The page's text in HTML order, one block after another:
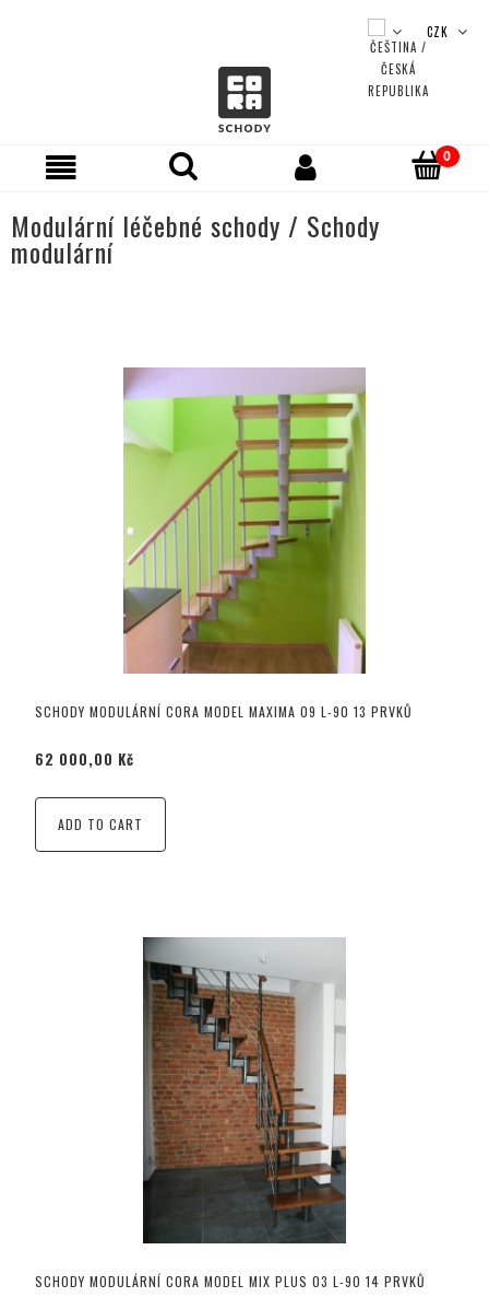
Modulární léčebné schody / Schody
modulární
SCHODY MODULÁRNÍ CORA MODEL MAXIMA 09 L-90 13 PRVKŮ
62 000,00 Kč
ADD TO CART
SCHODY MODULÁRNÍ CORA MODEL MIX PLUS 03 L-90 14 PRVKŮ